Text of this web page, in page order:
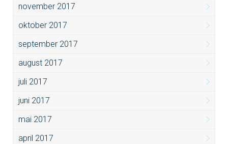
november 2017
oktober 2017
september 2017
august 2017
juli 2017
juni 2017
mai 2017
april 2017